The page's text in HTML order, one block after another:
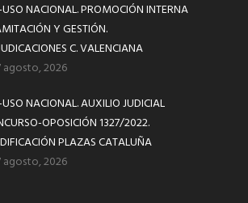
USO NACIONAL. PROMOCIÓN INTERNA
Y GESTIÓN.
C. VALENCIANA
agosto, 2026
USO NACIONAL. AUXILIO JUDICIAL
OPOSICIÓN 1327/2022.
PLAZAS CATALUÑA
agosto, 2026